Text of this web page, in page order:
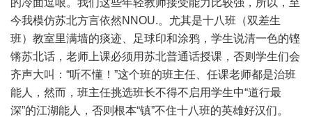
的冷面逗哏。我们这些年轻教师接受能力比较强，所以，至
今我模仿苏北方言依然NNOU.。尤其是十八班（双差生
班）教室里满墙的痰迹、足球印和涂鸦，学生说清一色的铿
锵苏北话，老师上课必须用苏北普通话授课，否则学生们会
齐声大叫：“听不懂！”这个班的班主任、任课老师都是治班
能人，然而，班主任挑选班长不得不启用学生中“道行最
深”的江湖能人，否则根本“镇”不住十八班的英雄好汉们。